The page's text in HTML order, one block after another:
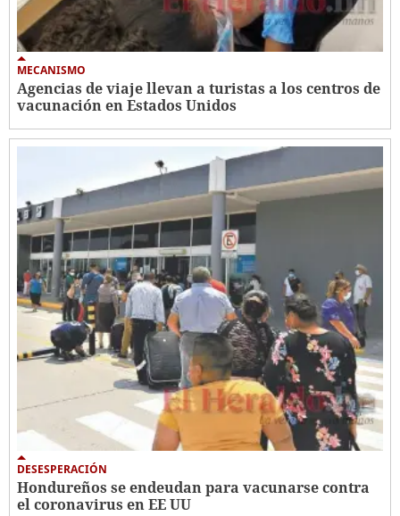
MECANISMO
Agencias de viaje llevan a turistas a los centros de
vacunación en Estados Unidos
DESESPERACIÓN
Hondureños se endeudan para vacunarse contra
el coronavirus en EE UU